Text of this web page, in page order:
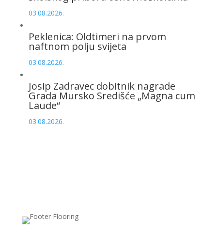
03.08.2026.
Peklenica: Oldtimeri na prvom
naftnom polju svijeta
03.08.2026.
Josip Zadravec dobitnik nagrade
Grada Mursko Središće „Magna cum
Laude“
03.08.2026.